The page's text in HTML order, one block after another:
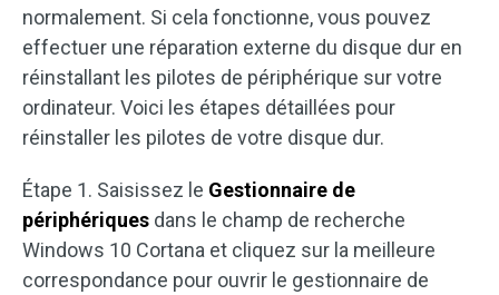
normalement. Si cela fonctionne, vous pouvez
effectuer une réparation externe du disque dur en
réinstallant les pilotes de périphérique sur votre
ordinateur. Voici les étapes détaillées pour
réinstaller les pilotes de votre disque dur.
Étape 1. Saisissez le Gestionnaire de
périphériques dans le champ de recherche
Windows 10 Cortana et cliquez sur la meilleure
correspondance pour ouvrir le gestionnaire de